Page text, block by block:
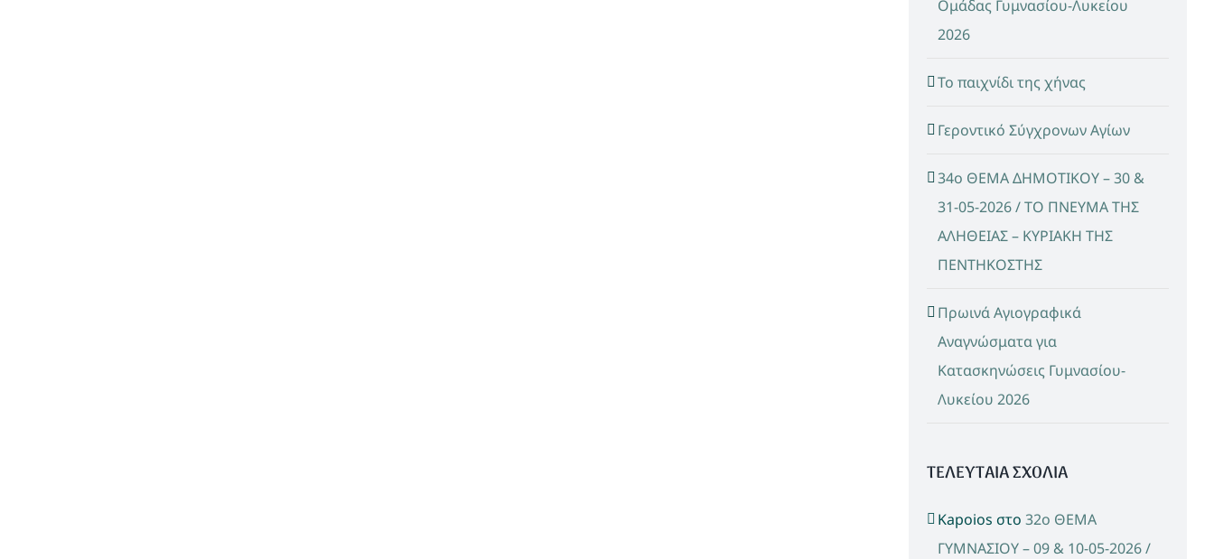
Ομάδας Γυμνασίου-Λυκείου
2026
Το παιχνίδι της χήνας
Γεροντικό Σύγχρονων Αγίων
34ο ΘΕΜΑ ΔΗΜΟΤΙΚΟΥ – 30 &
31-05-2026 / ΤΟ ΠΝΕΥΜΑ ΤΗΣ
ΑΛΗΘΕΙΑΣ – ΚΥΡΙΑΚΗ ΤΗΣ
ΠΕΝΤΗΚΟΣΤΗΣ
Πρωινά Αγιογραφικά
Αναγνώσματα για
Κατασκηνώσεις Γυμνασίου-
Λυκείου 2026
ΤΕΛΕΥΤΑΙΑ ΣΧΟΛΙΑ
Kapoios στο 32ο ΘΕΜΑ
ΓΥΜΝΑΣΙΟΥ – 09 & 10-05-2026 /